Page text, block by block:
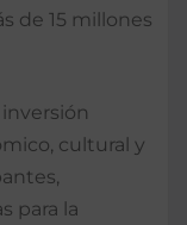
de 15 millones
cultural y
para la